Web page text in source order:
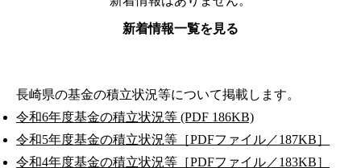
新着情報一覧を見る
長崎県の基金の積立状況等について掲載します。
令和6年度基金の積立状況等 (PDF 186KB)
令和5年度基金の積立状況等［PDFファイル／187KB］
令和4年度基金の積立状況等［PDFファイル／183KB］